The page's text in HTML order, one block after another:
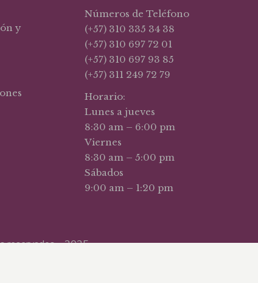
y
Números de Teléfono
(+57) 310 335 34 38
(+57) 310 697 72 01
(+57) 310 697 93 85
(+57) 311 249 72 79
Horario:
Lunes a jueves
8:30 am – 6:00 pm
Viernes
8:30 am – 5:00 pm
Sábados
9:00 am – 1:20 pm
reservados – 2025